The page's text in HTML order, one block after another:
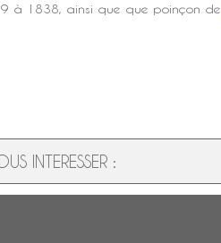
à 1838, ainsi que que poinçon de
INTERESSER :